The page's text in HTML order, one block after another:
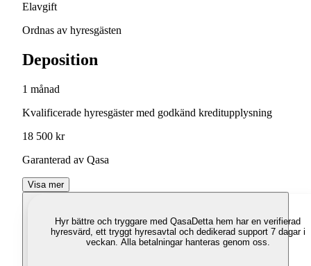
Elavgift
Ordnas av hyresgästen
Deposition
1 månad
Kvalificerade hyresgäster med godkänd kreditupplysning
18 500 kr
Garanterad av Qasa
Visa mer
Hyr bättre och tryggare med QasaDetta hem har en verifierad
hyresvärd, ett tryggt hyresavtal och dedikerad support 7 dagar i
veckan. Alla betalningar hanteras genom oss.